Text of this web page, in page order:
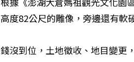
高度82公尺的雕像，旁邊還有軟
錢沒到位，土地徵收、地目變更